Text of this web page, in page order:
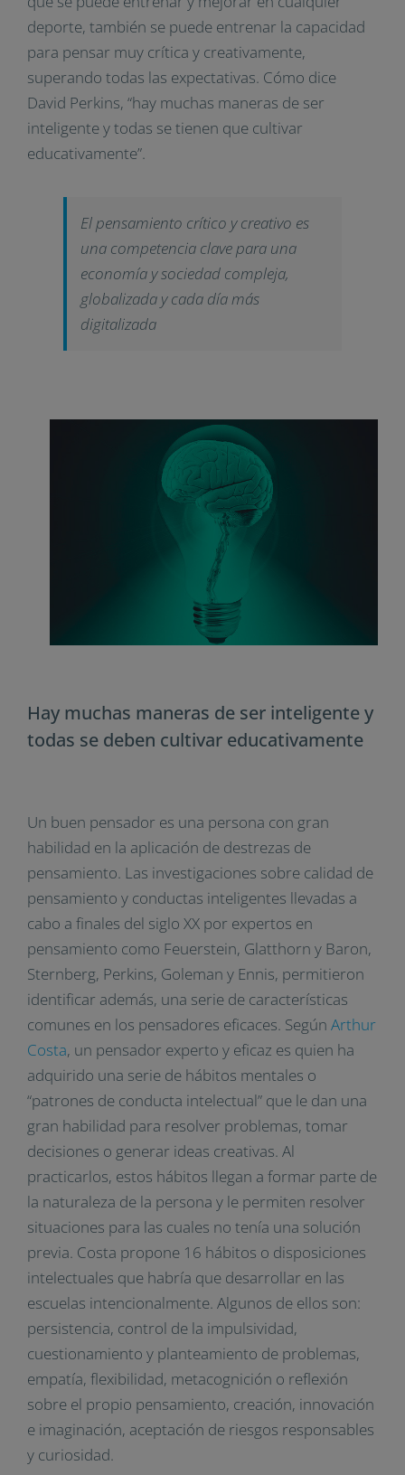
deporte, también se puede entrenar la capacidad
para pensar muy crítica y creativamente,
superando todas las expectativas. Cómo dice
David Perkins, “hay muchas maneras de ser
inteligente y todas se tienen que cultivar
educativamente”.
El pensamiento crítico y creativo es
una competencia clave para una
economía y sociedad compleja,
globalizada y cada día más
digitalizada
Hay muchas maneras de ser inteligente y
todas se deben cultivar educativamente
Un buen pensador es una persona con gran
habilidad en la aplicación de destrezas de
pensamiento. Las investigaciones sobre calidad de
pensamiento y conductas inteligentes llevadas a
cabo a finales del siglo XX por expertos en
pensamiento como Feuerstein, Glatthorn y Baron,
Sternberg, Perkins, Goleman y Ennis, permitieron
identificar además, una serie de características
comunes en los pensadores eficaces. Según Arthur
Costa, un pensador experto y eficaz es quien ha
adquirido una serie de hábitos mentales o
“patrones de conducta intelectual” que le dan una
gran habilidad para resolver problemas, tomar
decisiones o generar ideas creativas. Al
practicarlos, estos hábitos llegan a formar parte de
la naturaleza de la persona y le permiten resolver
situaciones para las cuales no tenía una solución
previa. Costa propone 16 hábitos o disposiciones
intelectuales que habría que desarrollar en las
escuelas intencionalmente. Algunos de ellos son:
persistencia, control de la impulsividad,
cuestionamiento y planteamiento de problemas,
empatía, flexibilidad, metacognición o reflexión
sobre el propio pensamiento, creación, innovación
e imaginación, aceptación de riesgos responsables
y curiosidad.